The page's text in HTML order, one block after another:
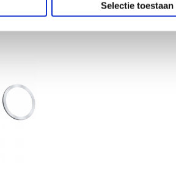
Selectie toestaan